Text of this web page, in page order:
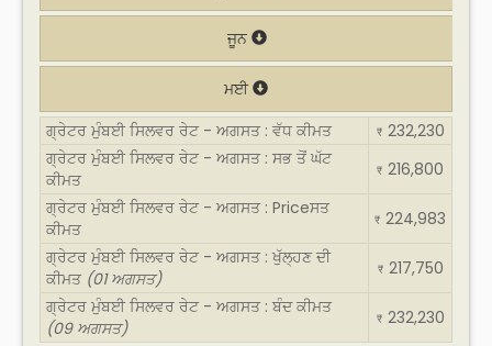
ਜੂਨ
ਮਈ
ਗ੍ਰੇਟਰ ਮੁੰਬਈ ਸਿਲਵਰ ਰੇਟ - ਅਗਸਤ : ਵੱਧ ਕੀਮਤ
₹ 232,230
ਗ੍ਰੇਟਰ ਮੁੰਬਈ ਸਿਲਵਰ ਰੇਟ - ਅਗਸਤ : ਸਭ ਤੋਂ ਘੱਟ
ਕੀਮਤ
₹ 216,800
ਗ੍ਰੇਟਰ ਮੁੰਬਈ ਸਿਲਵਰ ਰੇਟ - ਅਗਸਤ : Priceਸਤ
ਕੀਮਤ
₹ 224,983
ਗ੍ਰੇਟਰ ਮੁੰਬਈ ਸਿਲਵਰ ਰੇਟ - ਅਗਸਤ : ਖੁੱਲ੍ਹਣ ਦੀ
ਕੀਮਤ (01 ਅਗਸਤ) ₹ 217,750
ਗ੍ਰੇਟਰ ਮੁੰਬਈ ਸਿਲਵਰ ਰੇਟ - ਅਗਸਤ : ਬੰਦ ਕੀਮਤ
(09 ਅਗਸਤ)
₹ 232,230